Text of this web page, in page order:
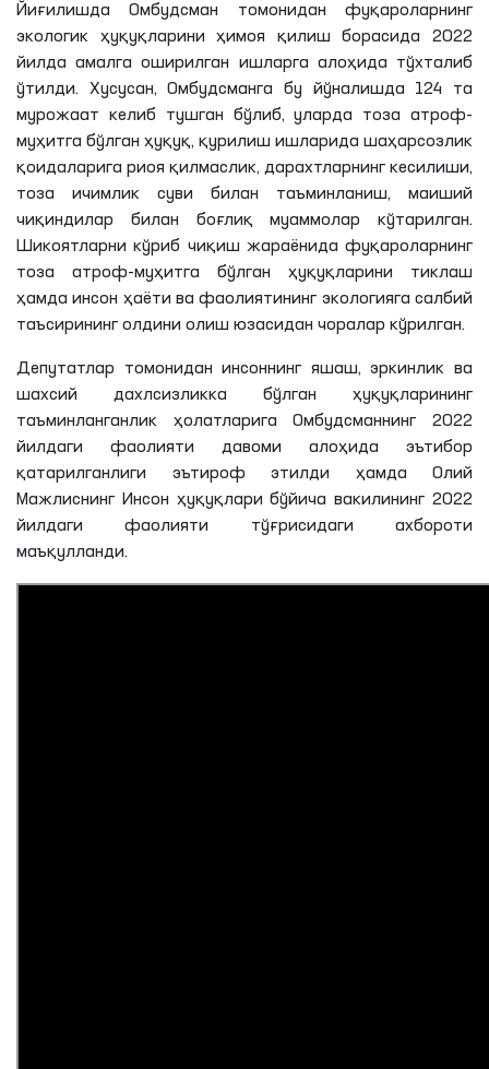
Йиғилишда Омбудсман томонидан фуқароларнинг
экологик ҳуқуқларини ҳимоя қилиш борасида 2022
йилда амалга оширилган ишларга алоҳида тўхталиб
ўтилди. Хусусан, Омбудсманга бу йўналишда 124 та
мурожаат келиб тушган бўлиб, уларда тоза атроф-
муҳитга бўлган ҳуқуқ, қурилиш ишларида шаҳарсозлик
қоидаларига риоя қилмаслик, дарахтларнинг кесилиши,
тоза ичимлик суви билан таъминланиш, маиший
чиқиндилар билан боғлиқ муаммолар кўтарилган.
Шикоятларни кўриб чиқиш жараёнида фуқароларнинг
тоза атроф-муҳитга бўлган ҳуқуқларини тиклаш
ҳамда инсон ҳаёти ва фаолиятининг экологияга салбий
таъсирининг олдини олиш юзасидан чоралар кўрилган.
Депутатлар томонидан инсоннинг яшаш, эркинлик ва
шахсий дахлсизликка бўлган ҳуқуқларининг
таъминланганлик ҳолатларига Омбудсманнинг 2022
йилдаги фаолияти давоми алоҳида эътибор
қатарилганлиги эътироф этилди ҳамда Олий
Мажлиснинг Инсон ҳуқуқлари бўйича вакилининг 2022
йилдаги фаолияти тўғрисидаги ахбороти
маъқулланди.